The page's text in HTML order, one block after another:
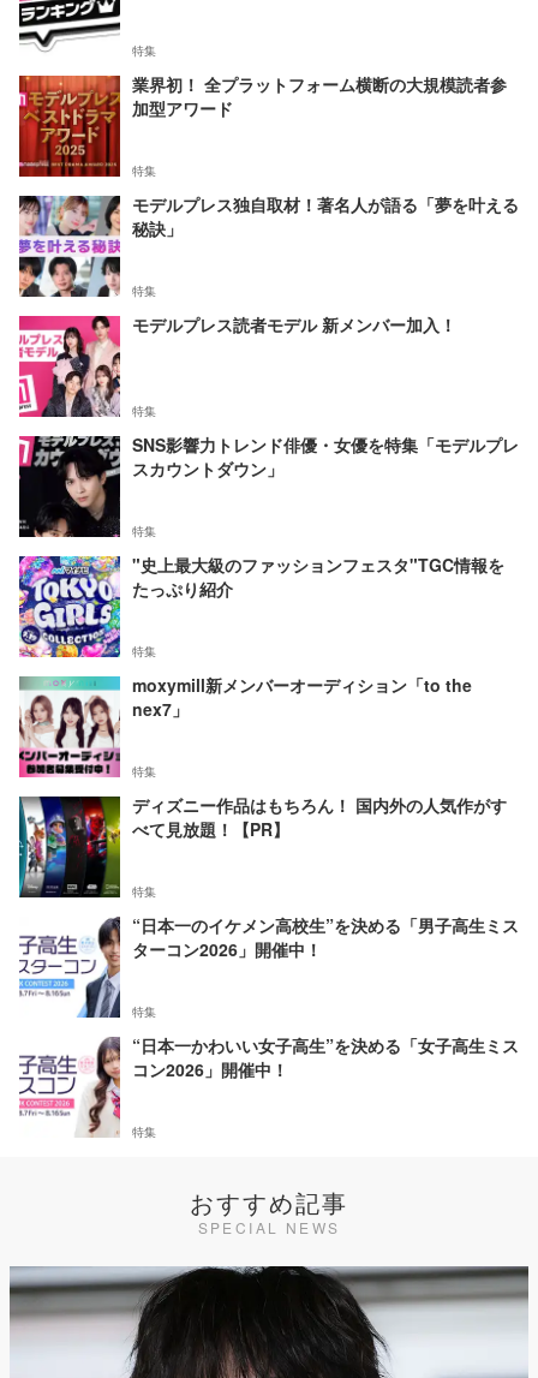
特集
業界初！ 全プラットフォーム横断の大規模読者参
加型アワード
特集
モデルプレス独自取材！著名人が語る「夢を叶える
秘訣」
特集
モデルプレス読者モデル 新メンバー加入！
特集
SNS影響力トレンド俳優・女優を特集「モデルプレ
スカウントダウン」
特集
"史上最大級のファッションフェスタ"TGC情報を
たっぷり紹介
特集
moxymill新メンバーオーディション「to the
nex7」
特集
ディズニー作品はもちろん！ 国内外の人気作がす
べて見放題！【PR】
特集
“日本一のイケメン高校生”を決める「男子高生ミス
ターコン2026」開催中！
特集
“日本一かわいい女子高生”を決める「女子高生ミス
コン2026」開催中！
特集
おすすめ記事
SPECIAL NEWS